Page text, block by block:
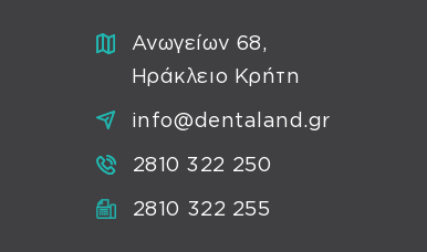
Ανωγείων 68,
Ηράκλειο Κρήτη
info@dentaland.gr
2810 322 250
2810 322 255